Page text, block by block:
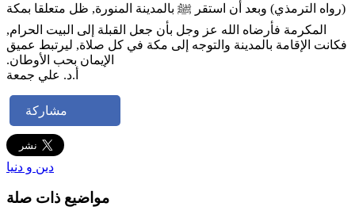
‏(رواه الترمذي)‏ وبعد أن استقر ﷺ بالمدينة المنورة‏,‏ ظل متعلقا بمكة
المكرمة فأرضاه الله عز وجل بأن جعل القبلة إلى البيت الحرام‏,‏
فكانت الإقامة بالمدينة والتوجه إلى مكة في كل صلاة‏,‏ ليرتبط عميق
الإيمان بحب الأوطان.‏
أ.د. علي جمعة
مشاركة
دين و دنيا
مواضيع ذات صلة